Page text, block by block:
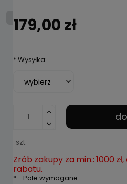
179,00 zł
*Wysyłka:
szt.
Zrób zakupy za min.: 1000
rabatu.
*- Pole wymagane